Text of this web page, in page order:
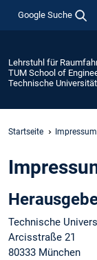
Google Suche
Lehrstuhl für
TUM School of
Technische
Startseite Impressum
Technische
Arcisstraße 21
80333 München